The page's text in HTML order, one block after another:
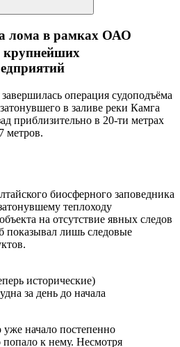
лома в рамках ОАО
операция судоподъёма
в заливе реки Камга
приблизительно в 20-ти метрах
метров.
биосферного заповедника
теплоходу
на отсутствие явных следов
лишь следовые
исторические)
за день до начала
уже начало постепенно
попало к нему. Несмотря